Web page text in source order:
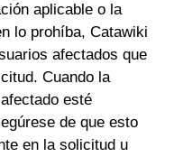
aplicable o la
lo prohíba, Catawiki
afectados que
Cuando la
esté
de que esto
en la solicitud u